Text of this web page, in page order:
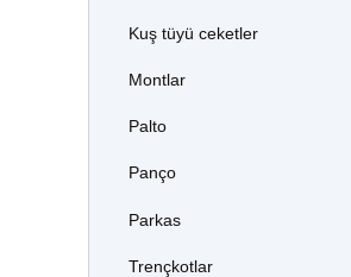
Kuş tüyü ceketler
Montlar
Palto
Panço
Parkas
Trençkotlar